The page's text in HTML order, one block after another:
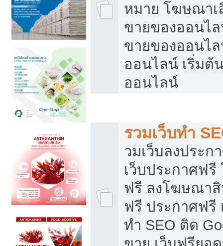
หมาย โฆษณาเ
ขายของออนไ
ขายของออนไ
ออนไลน์ เริ่มต้
ออนไลน์
รวมเว็บทำ
วมเว็บลงประก
เว็บประกาศฟ
ฟรี ลงโฆษณา
ฟรี ประกาศฟรี
ทำ SEO ติด